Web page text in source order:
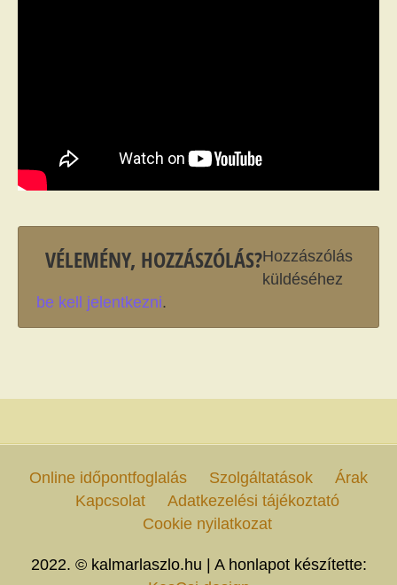
VÉLEMÉNY, HOZZÁSZÓLÁS?Hozzászólás
küldéséhez
be kell jelentkezni.
Online időpontfoglalás Szolgáltatások
Árak
Kapcsolat
Adatkezelési tájékoztató
Cookie nyilatkozat
2022. © kalmarlaszlo.hu | A honlapot készítette: